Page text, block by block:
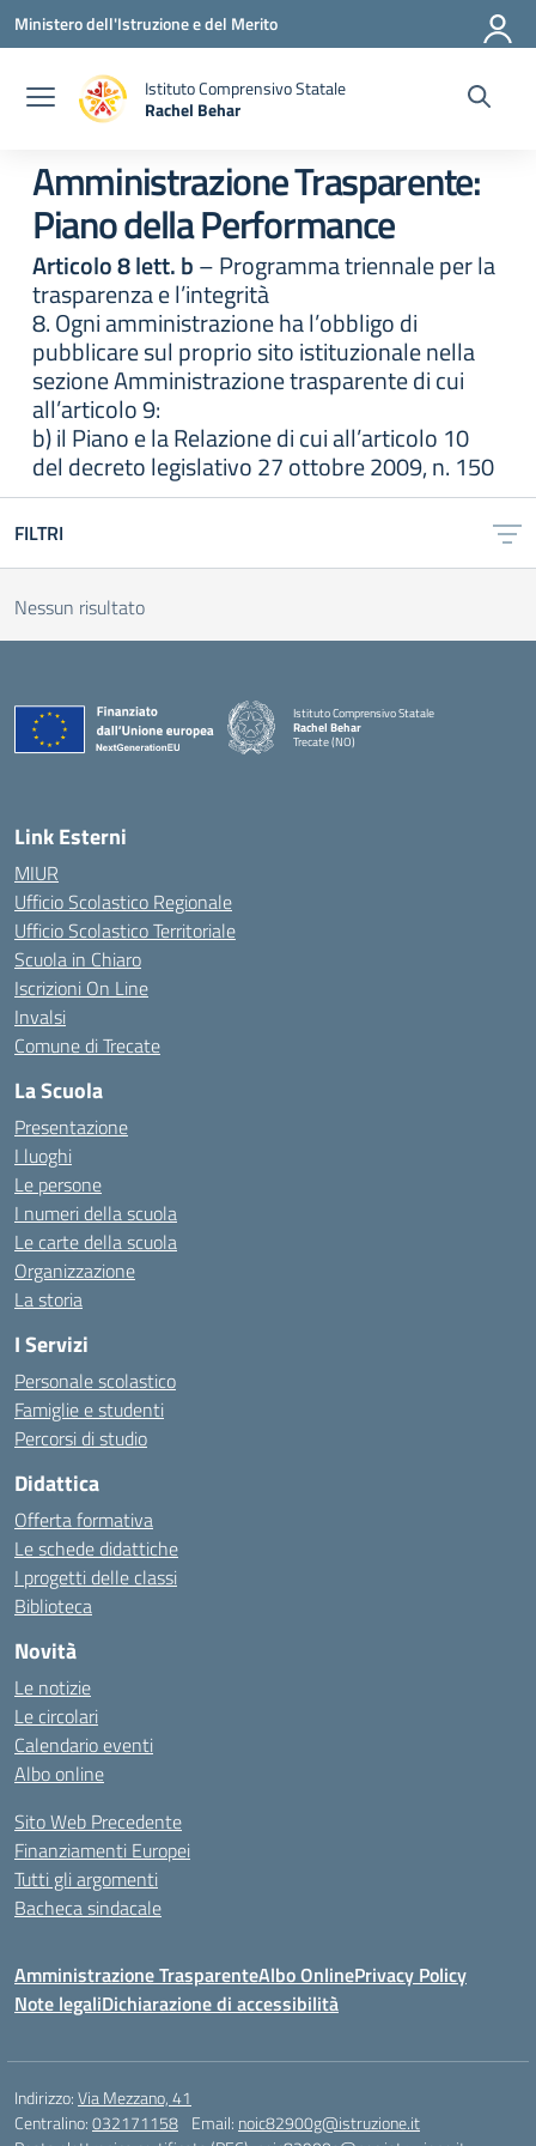
Vai ai contenuti
Vai al menu di navigazione
Vai al footer
Ministero dell'Istruzione e del Merito
Istituto Comprensivo Statale
Rachel Behar
Amministrazione Trasparente:
Piano della Performance
Articolo 8 lett. b– Programma triennale per la
trasparenza e l’integrità
8. Ogni amministrazione ha l’obbligo di
pubblicare sul proprio sito istituzionale nella
sezione Amministrazione trasparente di cui
all’articolo 9:
b) il Piano e la Relazione di cui all’articolo 10
del decreto legislativo 27 ottobre 2009, n. 150
FILTRI
Nessun risultato
Istituto Comprensivo Statale
Rachel Behar
Trecate (NO)
Link Esterni
MIUR
Ufficio Scolastico Regionale
Ufficio Scolastico Territoriale
Scuola in Chiaro
Iscrizioni On Line
Invalsi
Comune di Trecate
La Scuola
Presentazione
I luoghi
Le persone
I numeri della scuola
Le carte della scuola
Organizzazione
La storia
I Servizi
Personale scolastico
Famiglie e studenti
Percorsi di studio
Didattica
Offerta formativa
Le schede didattiche
I progetti delle classi
Biblioteca
Novità
Le notizie
Le circolari
Calendario eventi
Albo online
Sito Web Precedente
Finanziamenti Europei
Tutti gli argomenti
Bacheca sindacale
Amministrazione TrasparenteAlbo OnlinePrivacy Policy
Note legaliDichiarazione di accessibilità
Indirizzo:Via Mezzano, 41
Centralino:032171158 Email: noic82900g@istruzione.it